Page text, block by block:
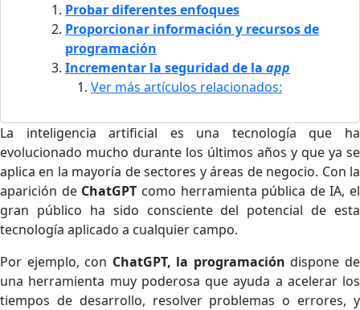
Probar diferentes enfoques
Proporcionar información y recursos de
programación
Incrementar la seguridad de la app
Ver más artículos relacionados:
La inteligencia artificial es una tecnología que ha
evolucionado mucho durante los últimos años y que ya se
aplica en la mayoría de sectores y áreas de negocio. Con la
aparición de ChatGPT como herramienta pública de IA, el
gran público ha sido consciente del potencial de esta
tecnología aplicado a cualquier campo.
Por ejemplo, con ChatGPT, la programación dispone de
una herramienta muy poderosa que ayuda a acelerar los
tiempos de desarrollo, resolver problemas o errores, y